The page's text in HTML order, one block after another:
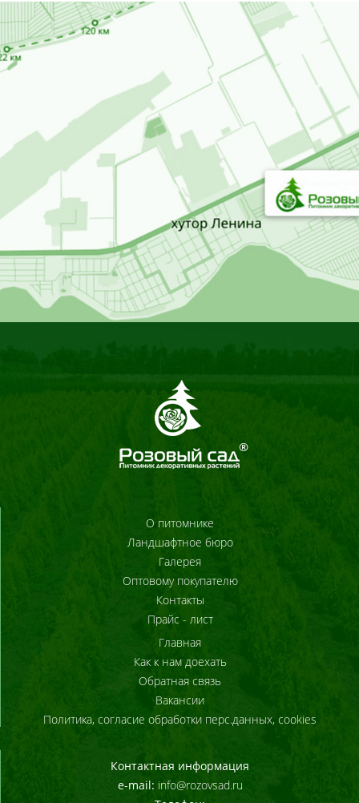
О питомнике
Ландшафтное бюро
Галерея
Оптовому покупателю
Контакты
Прайс - лист
Главная
Как к нам доехать
Обратная связь
Вакансии
Политика, согласие обработки перс.данных, cookies
Контактная информация
e-mail: info@rozovsad.ru